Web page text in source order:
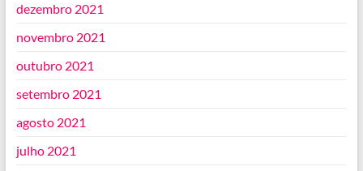
dezembro 2021
novembro 2021
outubro 2021
setembro 2021
agosto 2021
julho 2021